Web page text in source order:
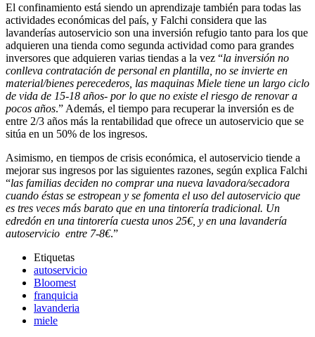
El confinamiento está siendo un aprendizaje también para todas las
actividades económicas del país, y Falchi considera que las
lavanderías autoservicio son una inversión refugio tanto para los que
adquieren una tienda como segunda actividad como para grandes
inversores que adquieren varias tiendas a la vez “la inversión no
conlleva contratación de personal en plantilla, no se invierte en
material/bienes perecederos, las maquinas Miele tiene un largo ciclo
de vida de 15-18 años- por lo que no existe el riesgo de renovar a
pocos años.” Además, el tiempo para recuperar la inversión es de
entre 2/3 años más la rentabilidad que ofrece un autoservicio que se
sitúa en un 50% de los ingresos.
Asimismo, en tiempos de crisis económica, el autoservicio tiende a
mejorar sus ingresos por las siguientes razones, según explica Falchi
“las familias deciden no comprar una nueva lavadora/secadora
cuando éstas se estropean y se fomenta el uso del autoservicio que
es tres veces más barato que en una tintorería tradicional. Un
edredón en una tintorería cuesta unos 25€, y en una lavandería
autoservicio entre 7-8€.”
Etiquetas
autoservicio
Bloomest
franquicia
lavanderia
miele